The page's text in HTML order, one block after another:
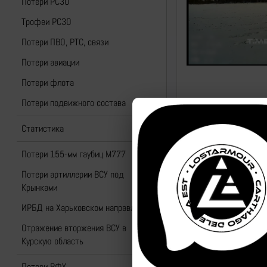
Трофеи РСЗО
Потери ПВО, РТС, связи
Потери авиации
Потери флота
Потери подвижного состава
Статистика
Потери 155-мм гаубиц M777
Потери артиллерии ВСУ под
Крынками
ИРБД на Харьковском направлении
Отражение вторжения ВСУ в
Курскую область